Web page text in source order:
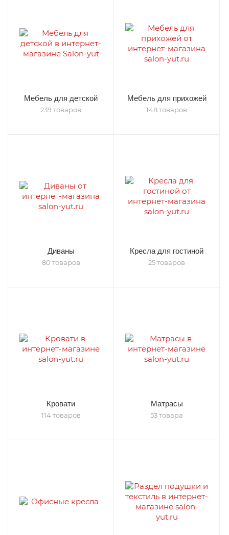
Мебель для детской
239 товаров
Мебель для прихожей
148 товаров
Диваны
80 товаров
Кресла для гостиной
25 товаров
Кровати
114 товаров
Матрасы
53 товара